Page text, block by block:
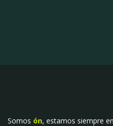
Somos ón, estamos siempre